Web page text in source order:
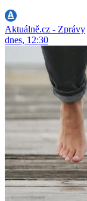
Aktuálně.cz - Zprávy
dnes, 12:30